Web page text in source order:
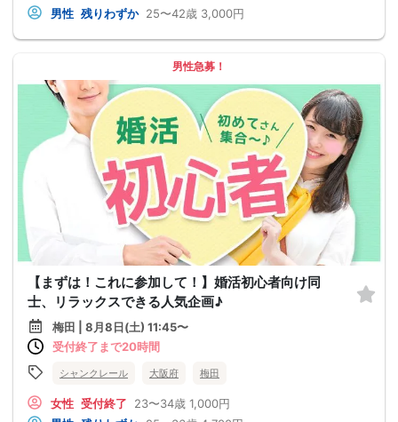
男性 残りわずか 25〜42歳 3,000円
男性急募！
【まずは！これに参加して！】婚活初心者向け同
士、リラックスできる人気企画♪
梅田 | 8月8日(土) 11:45〜
受付終了まで20時間
シャンクレール 大阪府 梅田
女性 受付終了 23〜34歳 1,000円